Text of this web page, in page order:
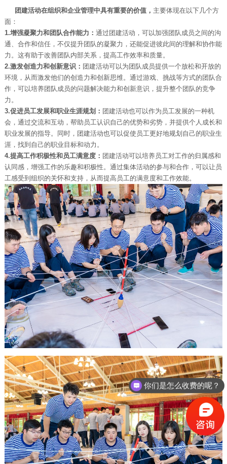
团建活动在组织和企业管理中具有重要的价值， 主要体现在以下几个方
面：
1.增强凝聚力和团队合作能力： 通过团建活动，可以加强团队成员之间的沟
通、合作和信任，不仅提升团队的凝聚力，还能促进彼此间的理解和协作能
力。这有助于改善团队内部关系，提高工作效率和质量。
2.激发创造力和创新意识： 团建活动可以为团队成员提供一个放松和开放的
环境，从而激发他们的创造力和创新思维。通过游戏、挑战等方式的团队合
作，可以培养团队成员的问题解决能力和创新意识，提升整个团队的竞争
力。
3.促进员工发展和职业生涯规划： 团建活动也可以作为员工发展的一种机
会，通过交流和互动，帮助员工认识自己的优势和劣势，并提供个人成长和
职业发展的指导。同时，团建活动也可以促使员工更好地规划自己的职业生
涯，找到自己的职业目标和动力。
4.提高工作积极性和员工满意度： 团建活动可以培养员工对工作的归属感和
认同感，增强工作的乐趣和积极性。通过集体活动的参与和合作，可以让员
工感受到组织的关怀和支持，从而提高员工的满意度和工作效能。
你们是怎么收费的呢？